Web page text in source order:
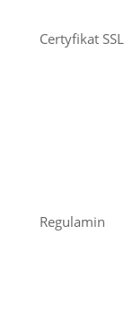
Certyfikat SSL
Regulamin